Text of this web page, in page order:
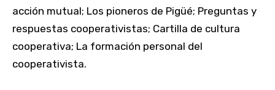
acción mutual; Los pioneros de Pigüé; Preguntas y
respuestas cooperativistas; Cartilla de cultura
cooperativa; La formación personal del
cooperativista.